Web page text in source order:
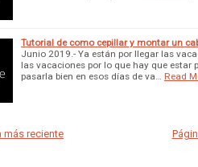
Tutorial de como cepillar y montar un
Junio 2019.- Ya están por llegar las
las vacaciones por lo que hay que estar
pasarla bien en esos días de va…
Read
más reciente